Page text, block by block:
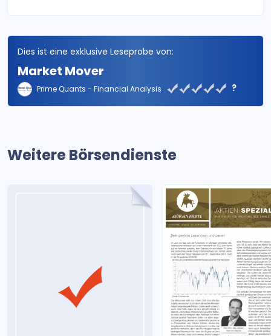
Dies ist eine exklusive Leseprobe von:
Market Mover
Prime Quants - Financial Analysis ?
Weitere Börsendienste